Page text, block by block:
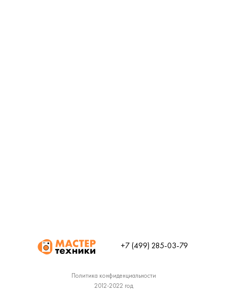
+7 (499) 285-03-79
2012-2022 год
Политика конфиденциальности